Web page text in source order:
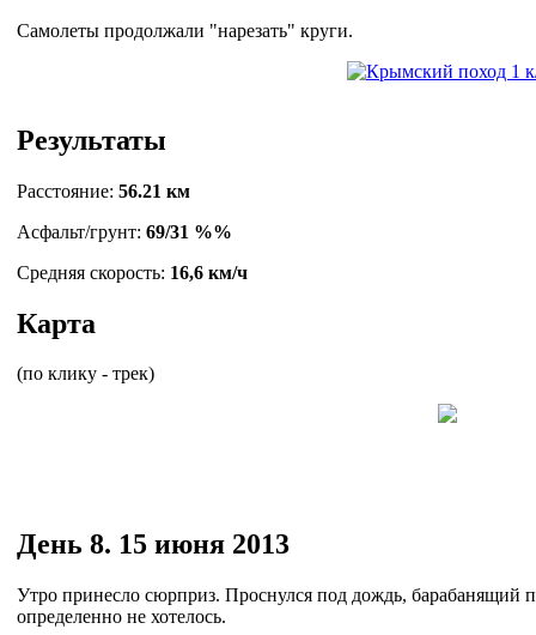
Самолеты продолжали "нарезать" круги.
Результаты
Расстояние: 56.21 км
Асфальт/грунт: 69/31 %%
Средняя скорость: 16,6 км/ч
Карта
(по клику - трек)
День 8. 15 июня 2013
Утро принесло сюрприз. Проснулся под дождь, барабанящий
определенно не хотелось.